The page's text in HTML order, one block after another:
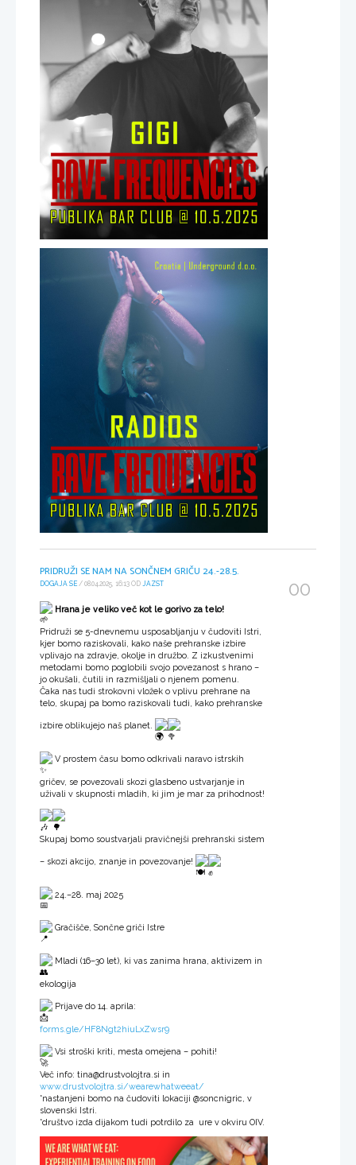
PRIDRUŽI SE NAM NA SONČNEM GRIČU 24.-28.5.
DOGAJA SE/ 08.04.2025, 16:13 OD JAZST
Hrana je veliko več kot le gorivo za telo!
Pridruži se 5-dnevnemu usposabljanju v čudoviti Istri,
kjer bomo raziskovali, kako naše prehranske izbire
vplivajo na zdravje, okolje in družbo. Z izkustvenimi
metodami bomo poglobili svojo povezanost s hrano –
jo okušali, čutili in razmišljali o njenem pomenu.
Čaka nas tudi strokovni vložek o vplivu prehrane na
telo, skupaj pa bomo raziskovali tudi, kako prehranske
izbire oblikujejo naš planet.
V prostem času bomo odkrivali naravo istrskih
gričev, se povezovali skozi glasbeno ustvarjanje in
uživali v skupnosti mladih, ki jim je mar za prihodnost!
Skupaj bomo soustvarjali pravičnejši prehranski sistem
– skozi akcijo, znanje in povezovanje!
24.–28. maj 2025
Gračišče, Sončne griči Istre
Mladi (16–30 let), ki vas zanima hrana, aktivizem in
ekologija
Prijave do 14. aprila:
forms.gle/HF8Ngt2hiuLxZwsr9
Vsi stroški kriti, mesta omejena – pohiti!
Več info: tina@drustvolojtra.si in
www.drustvolojtra.si/wearewhatweeat/
*nastanjeni bomo na čudoviti lokaciji @soncnigric, v
slovenski Istri.
*društvo izda dijakom tudi potrdilo za ure v okviru OIV.
00